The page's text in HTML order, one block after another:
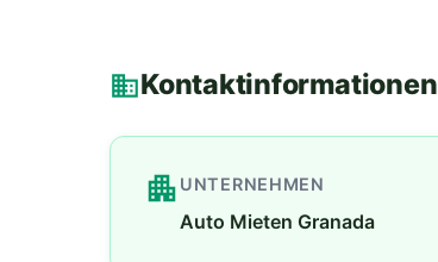
businessKontaktinformationen
apartment UNTERNEHMEN
Auto Mieten Granada